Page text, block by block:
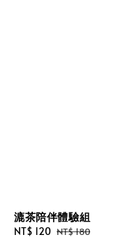
漉茶陪伴體驗組
Sale
NT$ 120 Regular
NT$ 180